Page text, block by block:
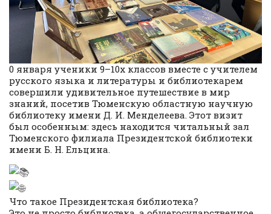
0 января ученики 9–10х классов вместе с учителем
русского языка и литературы и библиотекарем
совершили удивительное путешествие в мир
знаний, посетив Тюменскую областную научную
библиотеку имени Д. И. Менделеева. Этот визит
был особенным: здесь находится читальный зал
Тюменского филиала Президентской библиотеки
имени Б. Н. Ельцина.
Что такое Президентская библиотека?